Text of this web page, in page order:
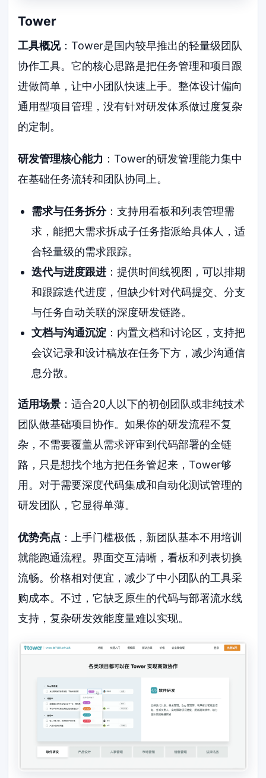
Tower
工具概况：Tower是国内较早推出的轻量级团队
协作工具。它的核心思路是把任务管理和项目跟
进做简单，让中小团队快速上手。整体设计偏向
通用型项目管理，没有针对研发体系做过度复杂
的定制。
研发管理核心能力 ：Tower的研发管理能力集中
在基础任务流转和团队协同上。
需求与任务拆分：支持用看板和列表管理需
求，能把大需求拆成子任务指派给具体人，适
合轻量级的需求跟踪。
迭代与进度跟进：提供时间线视图，可以排期
和跟踪迭代进度，但缺少针对代码提交、分支
与任务自动关联的深度研发链路。
文档与沟通沉淀：内置文档和讨论区，支持把
会议记录和设计稿放在任务下方，减少沟通信
息分散。
适用场景 ：适合20人以下的初创团队或非纯技术
团队做基础项目协作。如果你的研发流程不复
杂，不需要覆盖从需求评审到代码部署的全链
路，只是想找个地方把任务管起来，Tower够
用。对于需要深度代码集成和自动化测试管理的
研发团队，它显得单薄。
优势亮点 ：上手门槛极低，新团队基本不用培训
就能跑通流程。界面交互清晰，看板和列表切换
流畅。价格相对便宜，减少了中小团队的工具采
购成本。不过，它缺乏原生的代码与部署流水线
支持，复杂研发效能度量难以实现。